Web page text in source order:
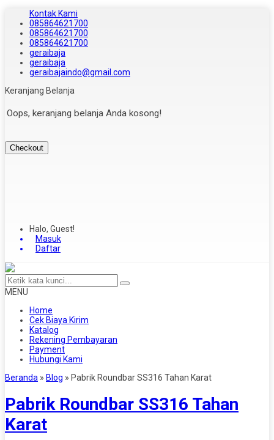
Kontak Kami
085864621700
085864621700
085864621700
geraibaja
geraibaja
geraibajaindo@gmail.com
Keranjang Belanja
Oops, keranjang belanja Anda kosong!
Checkout
Halo, Guest!
Masuk
Daftar
MENU
Home
Cek Biaya Kirim
Katalog
Rekening Pembayaran
Payment
Hubungi Kami
Beranda » Blog » Pabrik Roundbar SS316 Tahan Karat
Pabrik Roundbar SS316 Tahan
Karat